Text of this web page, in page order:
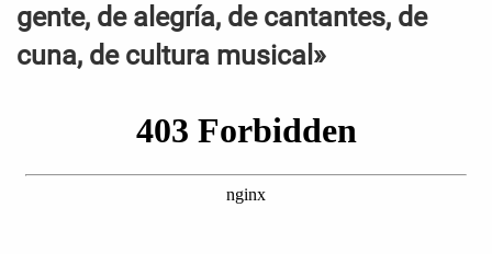
gente, de alegría, de cantantes, de
cuna, de cultura musical»